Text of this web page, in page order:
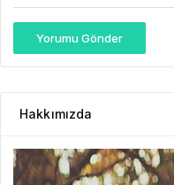
Yorumu Gönder
Hakkımızda